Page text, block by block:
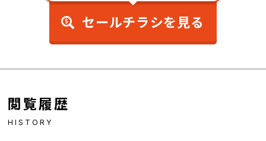
セールチラシを見る
閲覧履歴
HISTORY